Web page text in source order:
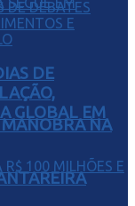
MANOBRA NA
DE
GLOBAL EM